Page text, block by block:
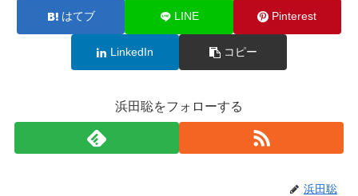
はてブ LINE Pinterest
LinkedIn コピー
浜田聡をフォローする
浜田聡